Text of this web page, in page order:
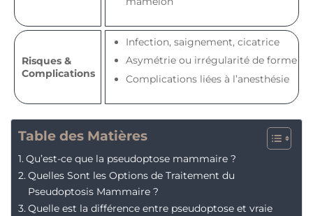
Risques &
Complications
Infection, saignement, cicatrice
Asymétrie ou irrégularité de forme
Complications liées à l’anesthésie
Table des Matières
Qu’est-ce que la pseudoptose mammaire ?
Quelles Sont les Options de Traitement du
Pseudoptosis Mammaire ?
Quelle est la différence entre pseudoptose et vraie